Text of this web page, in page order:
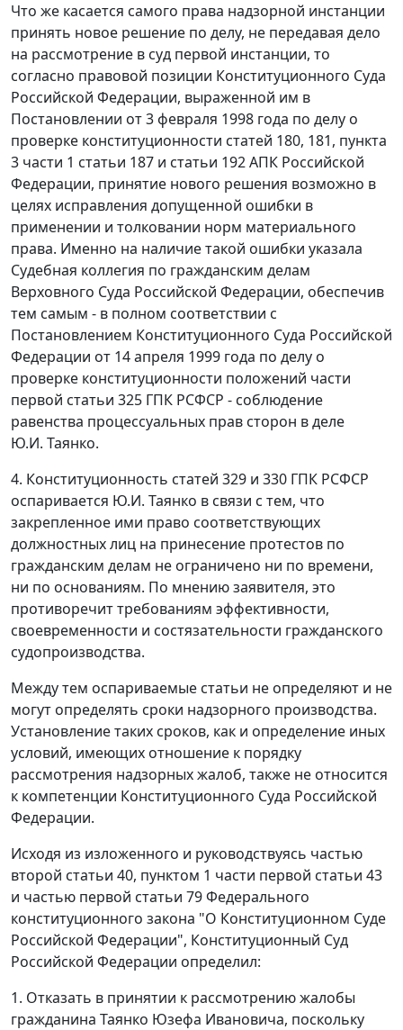
Что же касается самого права надзорной инстанции
принять новое решение по делу, не передавая дело
на рассмотрение в суд первой инстанции, то
согласно правовой позиции Конституционного Суда
Российской Федерации, выраженной им в
Постановлении от 3 февраля 1998 года по делу о
проверке конституционности статей 180, 181, пункта
3 части 1 статьи 187 и статьи 192 АПК Российской
Федерации, принятие нового решения возможно в
целях исправления допущенной ошибки в
применении и толковании норм материального
права. Именно на наличие такой ошибки указала
Судебная коллегия по гражданским делам
Верховного Суда Российской Федерации, обеспечив
тем самым - в полном соответствии с
Постановлением Конституционного Суда Российской
Федерации от 14 апреля 1999 года по делу о
проверке конституционности положений части
первой статьи 325 ГПК РСФСР - соблюдение
равенства процессуальных прав сторон в деле
Ю.И. Таянко.
4. Конституционность статей 329 и 330 ГПК РСФСР
оспаривается Ю.И. Таянко в связи с тем, что
закрепленное ими право соответствующих
должностных лиц на принесение протестов по
гражданским делам не ограничено ни по времени,
ни по основаниям. По мнению заявителя, это
противоречит требованиям эффективности,
своевременности и состязательности гражданского
судопроизводства.
Между тем оспариваемые статьи не определяют и не
могут определять сроки надзорного производства.
Установление таких сроков, как и определение иных
условий, имеющих отношение к порядку
рассмотрения надзорных жалоб, также не относится
к компетенции Конституционного Суда Российской
Федерации.
Исходя из изложенного и руководствуясь частью
второй статьи 40, пунктом 1 части первой статьи 43
и частью первой статьи 79Федерального
конституционного закона "О Конституционном Суде
Российской Федерации", Конституционный Суд
Российской Федерации определил:
1. Отказать в принятии к рассмотрению жалобы
гражданина Таянко Юзефа Ивановича, поскольку